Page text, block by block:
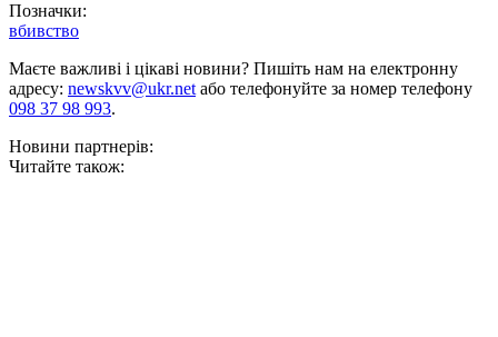
Позначки:
вбивство
Маєте важливі і цікаві новини? Пишіть нам на електронну
адресу: newskvv@ukr.netабо телефонуйте за номер телефону
098 37 98 993.
Новини партнерів:
Читайте також: